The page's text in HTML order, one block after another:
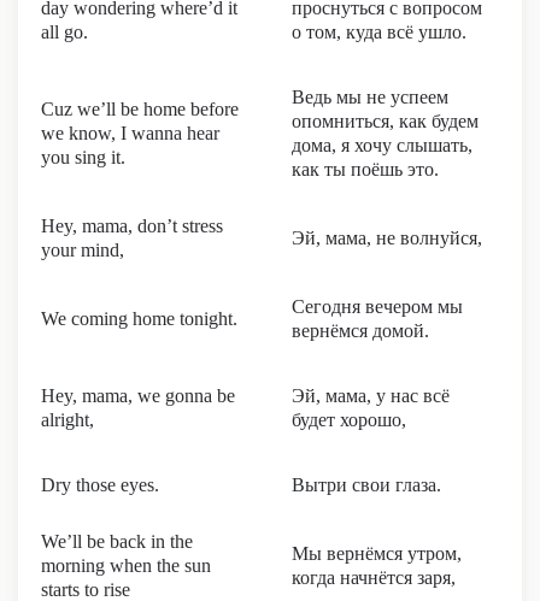
day wondering where’d it
all go.
проснуться с вопросом
о том, куда всё ушло.
Cuz we’ll be home before
we know, I wanna hear
you sing it.
Ведь мы не успеем
опомниться, как будем
дома, я хочу слышать,
как ты поёшь это.
Hey, mama, don’t stress
your mind,
Эй, мама, не волнуйся,
We coming home tonight.
Сегодня вечером мы
вернёмся домой.
Hey, mama, we gonna be
alright,
Эй, мама, у нас всё
будет хорошо,
Dry those eyes. Вытри свои глаза.
We’ll be back in the
morning when the sun
starts to rise
Мы вернёмся утром,
когда начнётся заря,